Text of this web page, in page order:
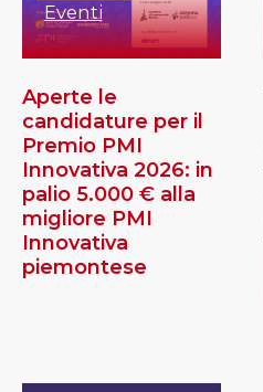
Eventi
Aperte le
candidature per il
Premio PMI
Innovativa 2026: in
palio 5.000 € alla
migliore PMI
Innovativa
piemontese